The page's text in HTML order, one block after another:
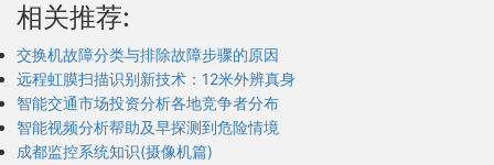
相关推荐:
交换机故障分类与排除故障步骤的原因
远程虹膜扫描识别新技术：12米外辨真身
智能交通市场投资分析各地竞争者分布
智能视频分析帮助及早探测到危险情境
成都监控系统知识(摄像机篇)